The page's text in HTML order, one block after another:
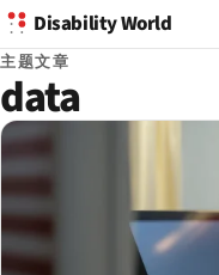
Disability World
主题文章
data